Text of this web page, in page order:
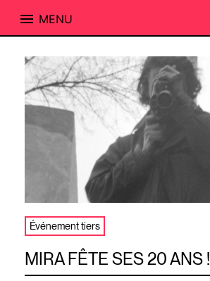
content
MENU
MIRA FÊTE SES 20 ANS !
Événement tiers